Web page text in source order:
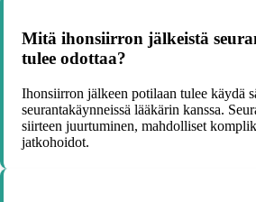
Mitä ihonsiirron jälkeistä
tulee odottaa?
Ihonsiirron jälkeen potilaan tulee käydä
seurantakäynneissä lääkärin kanssa.
siirteen juurtuminen, mahdolliset
jatkohoidot.